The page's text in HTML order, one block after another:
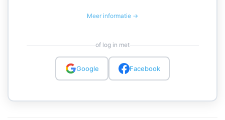
Meer informatie →
of log in met
Google Facebook